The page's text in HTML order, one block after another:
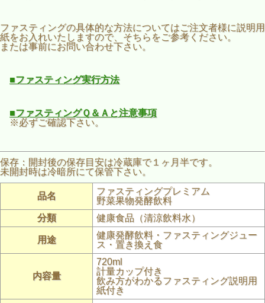
ファスティングの具体的な方法についてはご注文者様に説明用
紙をお入れいたしますので、そちらをご参考ください。
または事前にお問い合わせ下さい。
■ファスティング実行方法
■ファスティングＱ＆Ａと注意事項
※必ずご確認下さい。
保存：開封後の保存目安は冷蔵庫で１ヶ月半です。
未開封時は冷暗所にて保管下さい。
品名
ファスティングプレミアム
野菜果物発酵飲料
分類
健康食品（清涼飲料水）
用途
健康発酵飲料・ファスティングジュー
ス・置き換え食
内容量
720ml
計量カップ付き
飲み方がわかるファスティング説明用
紙付き